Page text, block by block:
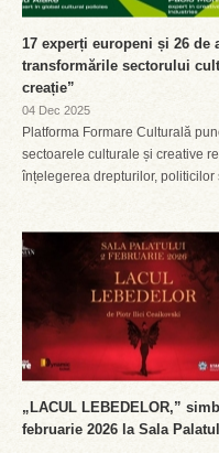
17 experți europeni și 26 de
transformările sectorului
creație”
04 Dec 2025
Platforma Formare Culturală
sectoarele culturale și creative
înțelegerea drepturilor, politicilor
„LACUL LEBEDELOR,”
februarie 2026 la Sala